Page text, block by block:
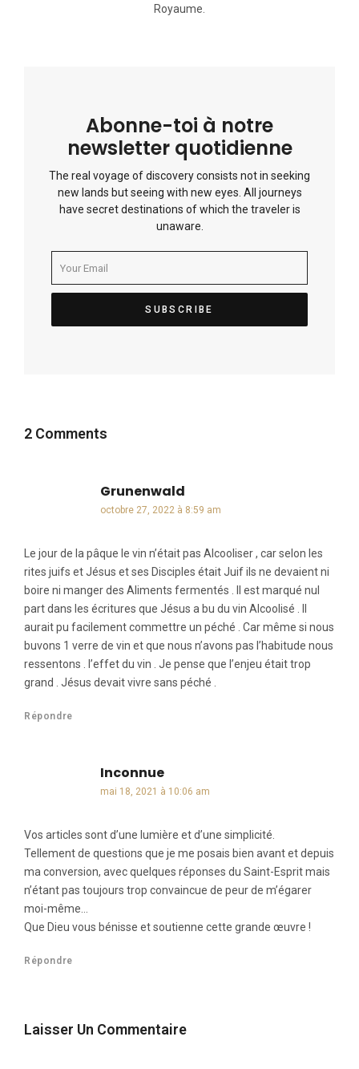
Royaume.
Abonne-toi à notre
newsletter quotidienne
The real voyage of discovery consists not in seeking
new lands but seeing with new eyes. All journeys
have secret destinations of which the traveler is
unaware.
2 Comments
Grunenwald
octobre 27, 2022 à 8:59 am
Le jour de la pâque le vin n’était pas Alcooliser , car selon les
rites juifs et Jésus et ses Disciples était Juif ils ne devaient ni
boire ni manger des Aliments fermentés . Il est marqué nul
part dans les écritures que Jésus a bu du vin Alcoolisé . Il
aurait pu facilement commettre un péché . Car même si nous
buvons 1 verre de vin et que nous n’avons pas l’habitude nous
ressentons . l’effet du vin . Je pense que l’enjeu était trop
grand . Jésus devait vivre sans péché .
Répondre
Inconnuedit :
mai 18, 2021 à 10:06 am
Vos articles sont d’une lumière et d’une simplicité.
Tellement de questions que je me posais bien avant et depuis
ma conversion, avec quelques réponses du Saint-Esprit mais
n’étant pas toujours trop convaincue de peur de m’égarer
moi-même…
Que Dieu vous bénisse et soutienne cette grande œuvre !
Répondre
Laisser Un Commentaire